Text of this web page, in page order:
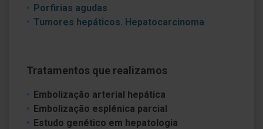
Porfirias agudas
Tumores hepáticos. Hepatocarcinoma
Tratamentos que realizamos
Embolização arterial hepática
Embolização esplénica parcial
Estudo genético em hepatologia